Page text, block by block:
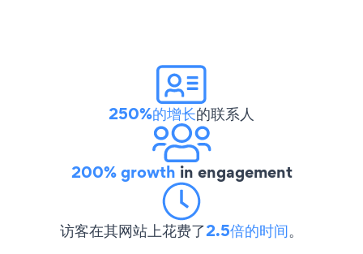
250%的增长的联系人
200% growth in engagement
访客在其网站上花费了2.5倍的时间。